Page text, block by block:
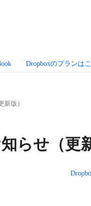
Dropboxのプランは
版）
らせ（更